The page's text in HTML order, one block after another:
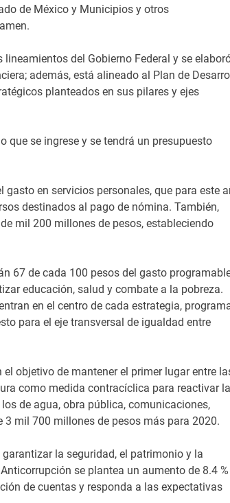
de México y Municipios y otros
del Gobierno Federal y se
además, está alineado al Plan de
planteados en sus pilares y ejes
que se ingrese y se tendrá un presupuesto
en servicios personales, que para este
destinados al pago de nómina. También,
mil 200 millones de pesos, estableciendo
67 de cada 100 pesos del gasto
educación, salud y combate a la pobreza.
en el centro de cada estrategia,
para el eje transversal de igualdad entre
objetivo de mantener el primer lugar entre
como medida contracíclica para reactivar la
de agua, obra pública, comunicaciones,
mil 700 millones de pesos más para 2020.
la seguridad, el patrimonio y la
se plantea un aumento de 8.4 %
de cuentas y responda a las expectativas